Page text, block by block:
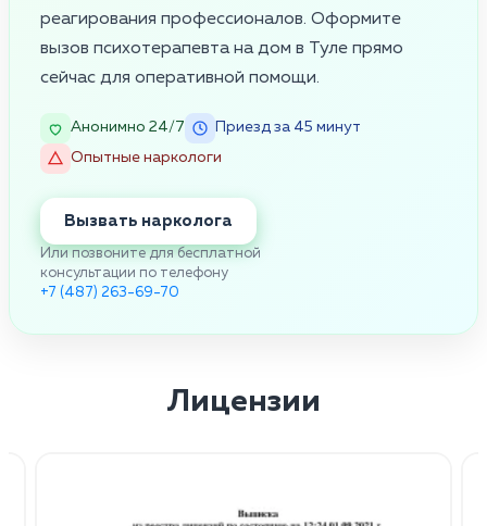
реагирования профессионалов. Оформите
вызов психотерапевта на дом в Туле прямо
сейчас для оперативной помощи.
Анонимно 24/7
Приезд за 45 минут
Опытные наркологи
Вызвать нарколога
Или позвоните для бесплатной
консультации по телефону
+7 (487) 263-69-70
Лицензии